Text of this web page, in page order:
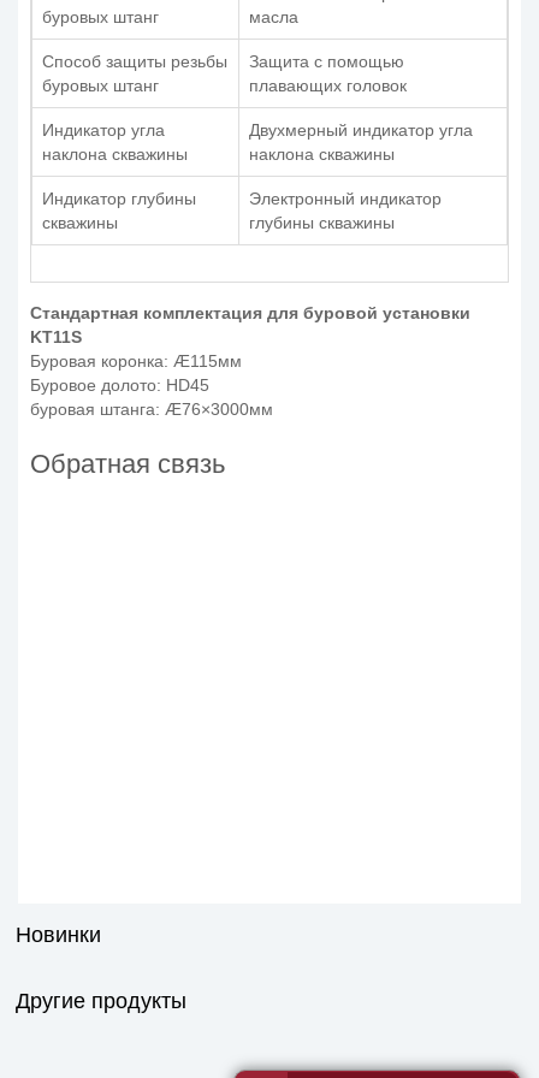
буровых штанг
масла
Способ защиты резьбы
буровых штанг
Защита с помощью
плавающих головок
Индикатор угла
наклона скважины
Двухмерный индикатор угла
наклона скважины
Индикатор глубины
скважины
Электронный индикатор
глубины скважины
Стандартная комплектация для буровой установки
KT11S
Буровая коронка: Æ115мм
Буровое долото: HD45
буровая штанга: Æ76×3000мм
Обратная связь
Новинки
Другие продукты